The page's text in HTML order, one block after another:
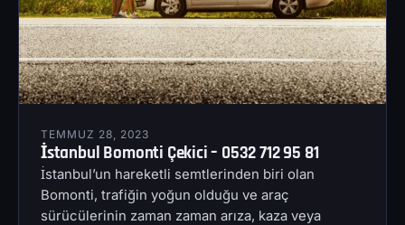
TEMMUZ 28, 2023
İstanbul Bomonti Çekici – 0532 712 95 81
İstanbul’un hareketli semtlerinden biri olan
Bomonti, trafiğin yoğun olduğu ve araç
sürücülerinin zaman zaman arıza, kaza veya